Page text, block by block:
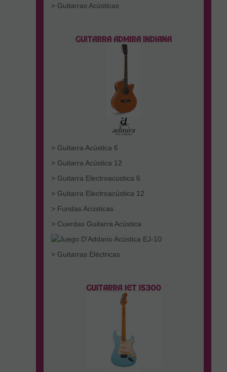
> Guitarras Acústicas
> Guitarra Acústica 6
> Guitarra Acústica 12
> Guitarra Electroacústica 6
> Guitarra Electroacústica 12
> Fundas Acústicas
> Cuerdas Guitarra Acústica
> Guitarras Eléctricas